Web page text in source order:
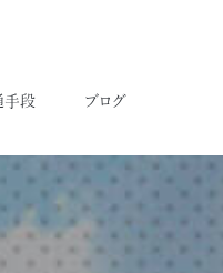
手段 ブログ